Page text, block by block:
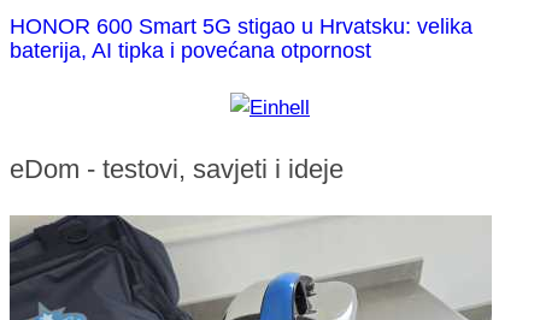
HONOR 600 Smart 5G stigao u Hrvatsku: velika
baterija, AI tipka i povećana otpornost
eDom - testovi, savjeti i ideje